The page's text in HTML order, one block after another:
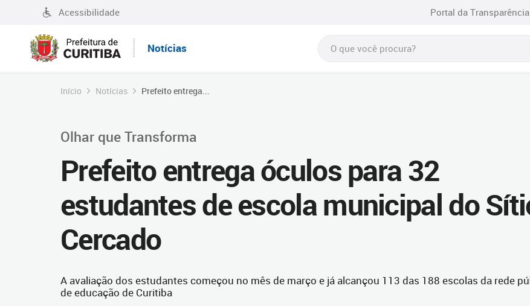
Acessibilidade Portal da Transparência
Notícias
Início Notícias Prefeito entrega...
Olhar que Transforma
Prefeito entrega óculos para 32
estudantes de escola municipal do
Cercado
A avaliação dos estudantes começou no mês de março e já alcançou 113 das 188 escolas da rede
de educação de Curitiba